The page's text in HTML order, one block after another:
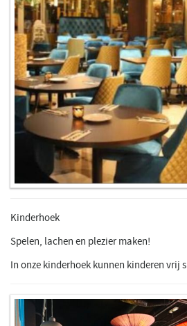
Kinderhoek
Spelen, lachen en plezier maken!
In onze kinderhoek kunnen kinderen vrij